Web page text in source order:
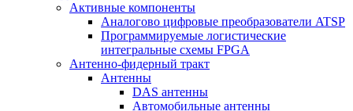
Активные компоненты
Аналогово цифровые преобразователи ATSP
Программируемые логистические
интегральные схемы FPGA
Антенно-фидерный тракт
Антенны
DAS антенны
Автомобильные антенны